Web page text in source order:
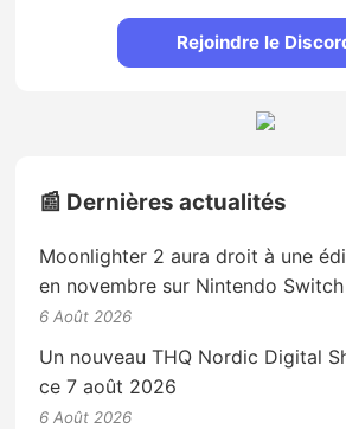
Rejoindre le
📰 Dernières actualités
Moonlighter 2 aura droit à une
en novembre sur Nintendo
6 Août 2026
Un nouveau THQ Nordic Digital
ce 7 août 2026
6 Août 2026